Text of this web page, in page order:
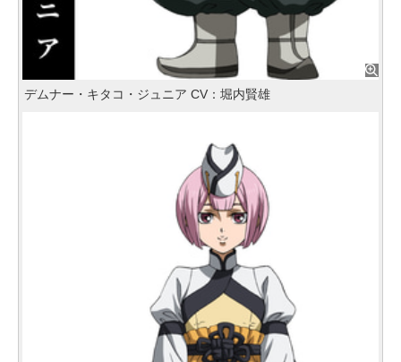
デムナー・キタコ・ジュニア CV：堀内賢雄